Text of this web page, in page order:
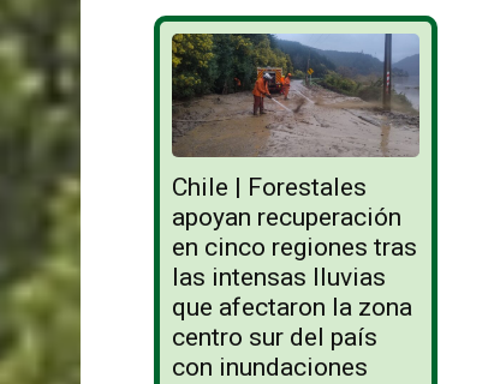
Chile | Forestales
apoyan recuperación
en cinco regiones tras
las intensas lluvias
que afectaron la zona
centro sur del país
con inundaciones